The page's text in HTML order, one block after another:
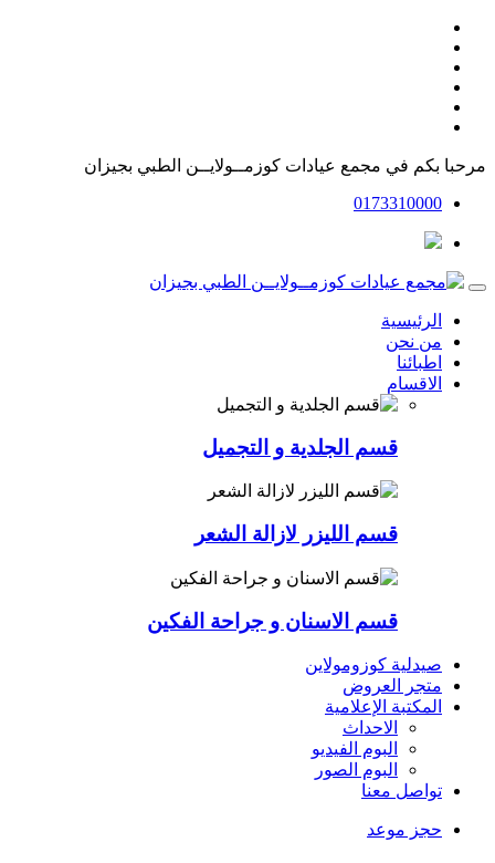
مرحبا بكم في مجمع عيادات كوزمــولايــن الطبي بجيزان
0173310000
الرئيسية
من نحن
اطبائنا
الاقسام
قسم الجلدية و التجميل
قسم الليزر لازالة الشعر
قسم الاسنان و جراحة الفكين
صيدلية كوزومولاين
متجر العروض
المكتبة الإعلامية
الاحداث
البوم الفيديو
البوم الصور
تواصل معنا
حجز موعد